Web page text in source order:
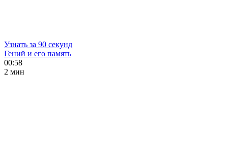
Узнать за 90 секунд
Гений и его память
00:58
2 мин